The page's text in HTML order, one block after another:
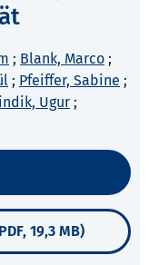
; Blank, Marco ;
; Pfeiffer, Sabine ;
Ugur ;
19,3 MB)